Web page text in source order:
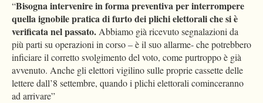
“Bisogna intervenire in forma preventiva per interrompere
quella ignobile pratica di furto dei plichi elettorali che si è
verificata nel passato.Abbiamo già ricevuto segnalazioni da
più parti su operazioni in corso – è il suo allarme- che potrebbero
inficiare il corretto svolgimento del voto, come purtroppo è già
avvenuto. Anche gli elettori vigilino sulle proprie cassette delle
lettere dall’8 settembre, quando i plichi elettorali cominceranno
ad arrivare”